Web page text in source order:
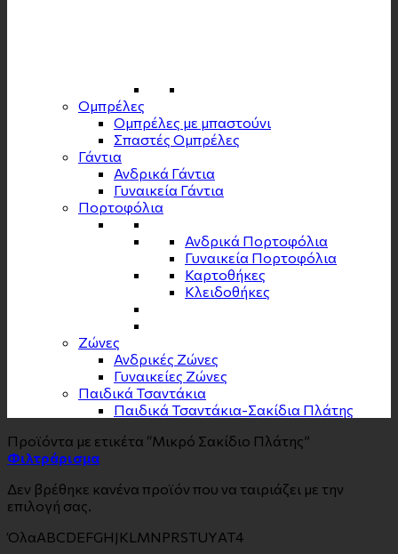
Ομπρέλες
Ομπρέλες με μπαστούνι
Σπαστές Ομπρέλες
Γάντια
Ανδρικά Γάντια
Γυναικεία Γάντια
Πορτοφόλια
Ανδρικά Πορτοφόλια
Γυναικεία Πορτοφόλια
Καρτοθήκες
Κλειδοθήκες
Zώνες
Ανδρικές Ζώνες
Γυναικείες Ζώνες
Παιδικά Τσαντάκια
Παιδικά Τσαντάκια-Σακίδια Πλάτης
Προϊόντα με ετικέτα “Μικρό Σακίδιο Πλάτης”
Φιλτράρισμα
Δεν βρέθηκε κανένα προϊόν που να ταιριάζει με την
επιλογή σας.
ΌλαABCDEFGH J KL MN PRSTUYΑΤ4